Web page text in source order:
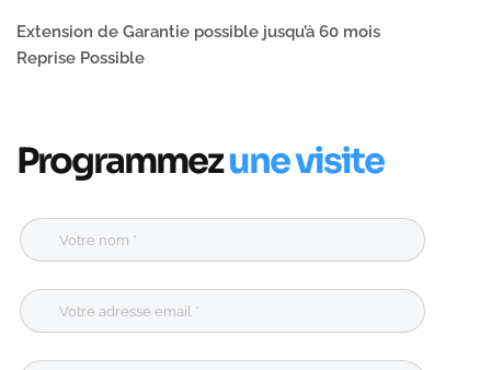
Extension de Garantie possible jusqu’à 60 mois
Reprise Possible
Programmezune visite